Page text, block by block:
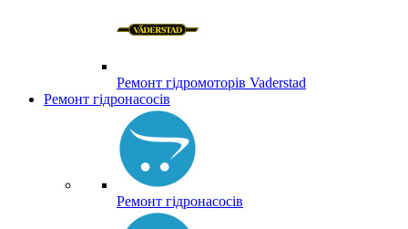
Ремонт гідромоторів Vaderstad
Ремонт гідронасосів
Ремонт гідронасосів